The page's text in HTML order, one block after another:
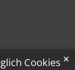
Cookies ✕